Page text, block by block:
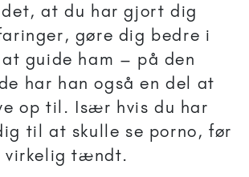
det, at du har gjort dig
gøre dig bedre i
guide ham – på den
har han også en del at
op til. Især hvis du har
til at skulle se porno, før
virkelig tændt.